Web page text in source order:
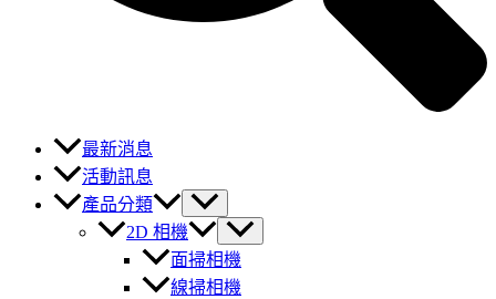
最新消息
活動訊息
產品分類
2D 相機
面掃相機
線掃相機